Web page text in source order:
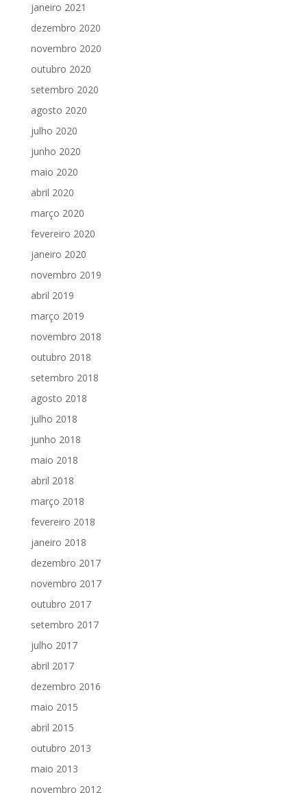
janeiro 2021
dezembro 2020
novembro 2020
outubro 2020
setembro 2020
agosto 2020
julho 2020
junho 2020
maio 2020
abril 2020
março 2020
fevereiro 2020
janeiro 2020
novembro 2019
abril 2019
março 2019
novembro 2018
outubro 2018
setembro 2018
agosto 2018
julho 2018
junho 2018
maio 2018
abril 2018
março 2018
fevereiro 2018
janeiro 2018
dezembro 2017
novembro 2017
outubro 2017
setembro 2017
julho 2017
abril 2017
dezembro 2016
maio 2015
abril 2015
outubro 2013
maio 2013
novembro 2012